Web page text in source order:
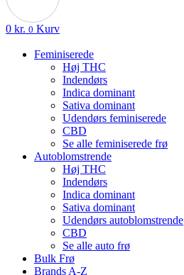
0 kr. 0 Kurv
Feminiserede
Høj THC
Indendørs
Indica dominant
Sativa dominant
Udendørs feminiserede
CBD
Se alle feminiserede frø
Autoblomstrende
Høj THC
Indendørs
Indica dominant
Sativa dominant
Udendørs autoblomstrende
CBD
Se alle auto frø
Bulk Frø
Brands A-Z